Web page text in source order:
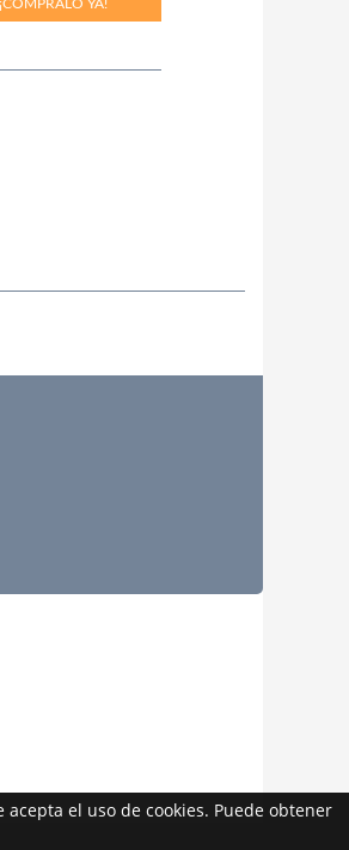
el uso de cookies. Puede obtener